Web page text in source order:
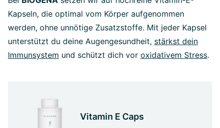
Kapseln, die optimal vom Körper aufgenommen
werden, ohne unnötige Zusatzstoffe. Mit jeder Kapsel
unterstützt du deine Augengesundheit, stärkst dein
Immunsystem und schützt dich vor oxidativem Stress.
Vitamin E Caps